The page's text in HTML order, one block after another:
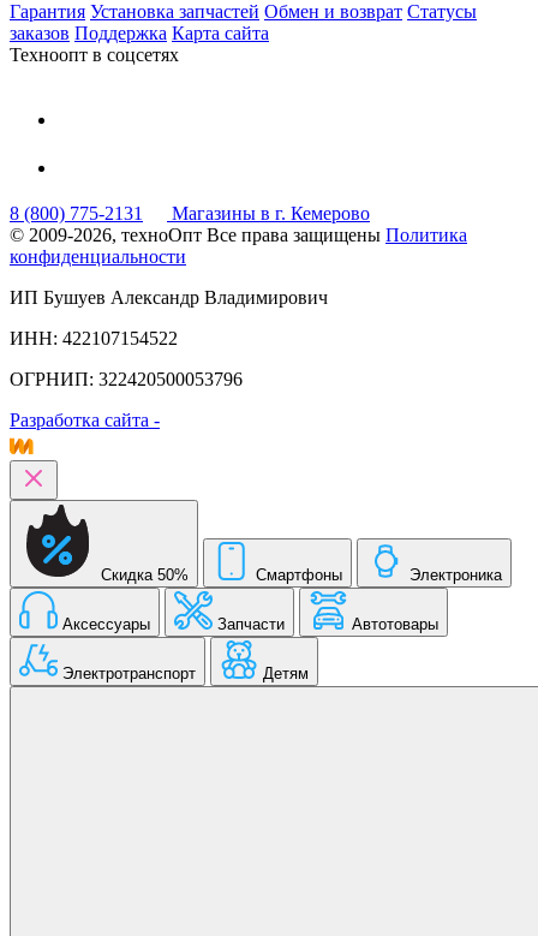
Гарантия Установка запчастей Обмен и возврат Статусы
заказов Поддержка Карта сайта
Техноопт в соцсетях
8 (800) 775-2131
Магазины в г. Кемерово
© 2009-2026, техноОпт Все права защищены Политика
конфиденциальности
ИП Бушуев Александр Владимирович
ИНН: 422107154522
ОГРНИП: 322420500053796
Разработка сайта -
Скидка 50% Смартфоны Электроника
Аксессуары Запчасти Автотовары
Электротранспорт Детям